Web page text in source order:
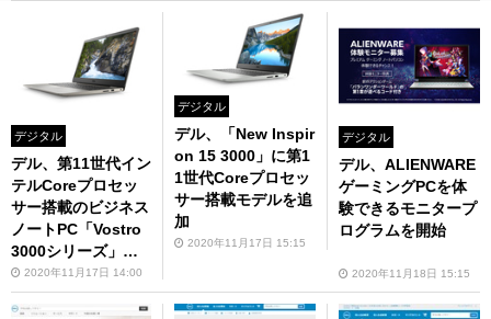
デジタル
デル、第11世代イン
テルCoreプロセッ
サー搭載のビジネス
ノートPC「Vostro
3000シリーズ」発
売2020年11月17日 14:00
デジタル
デル、「New Inspir
on 15 3000」に第1
1世代Coreプロセッ
サー搭載モデルを追
加
2020年11月17日 15:15
デジタル
デル、ALIENWARE
ゲーミングPCを体
験できるモニタープ
ログラムを開始
2020年11月18日 15:15